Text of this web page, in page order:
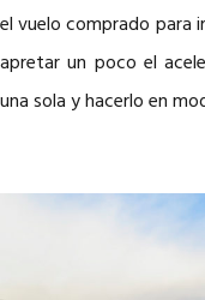
el vuelo comprado para
apretar un poco el
una sola y hacerlo en